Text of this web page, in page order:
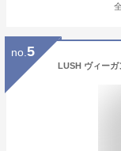
no. 5